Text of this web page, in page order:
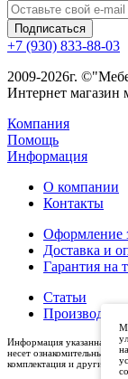
+7 (930) 833-88-03
2009-2026г.
Интернет магазин
Компания
Помощь
Информация
О компании
Контакты
Оформление
Доставка и
Гарантия на
Статьи
Информация указанная на
несет ознакомительный
комплектация и другие